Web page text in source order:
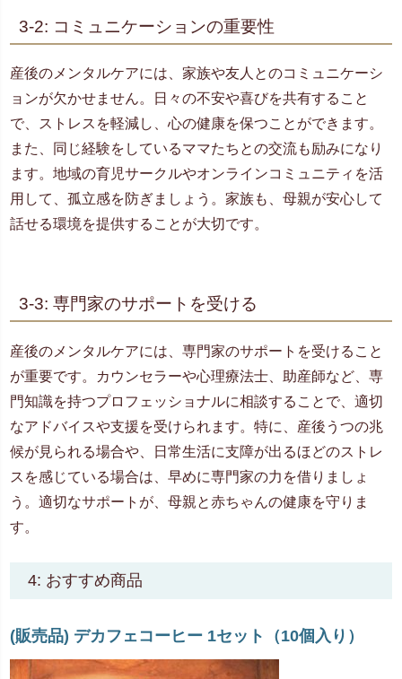
3-2: コミュニケーションの重要性
産後のメンタルケアには、家族や友人とのコミュニケーシ
ョンが欠かせません。日々の不安や喜びを共有すること
で、ストレスを軽減し、心の健康を保つことができます。
また、同じ経験をしているママたちとの交流も励みになり
ます。地域の育児サークルやオンラインコミュニティを活
用して、孤立感を防ぎましょう。家族も、母親が安心して
話せる環境を提供することが大切です。
3-3: 専門家のサポートを受ける
産後のメンタルケアには、専門家のサポートを受けること
が重要です。カウンセラーや心理療法士、助産師など、専
門知識を持つプロフェッショナルに相談することで、適切
なアドバイスや支援を受けられます。特に、産後うつの兆
候が見られる場合や、日常生活に支障が出るほどのストレ
スを感じている場合は、早めに専門家の力を借りましょ
う。適切なサポートが、母親と赤ちゃんの健康を守りま
す。
4: おすすめ商品
(販売品) デカフェコーヒー 1セット（10個入り）